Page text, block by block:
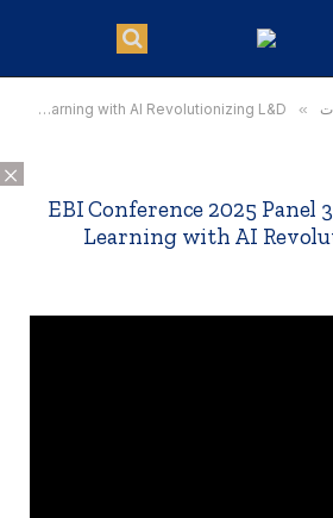
×
»
EBI Conference 2025 Panel 3: Empowering Learning with AI Revolutionizing L&D
EBI Conference 2025 Panel
Learning with AI